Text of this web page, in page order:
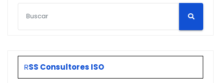
RSS Consultores ISO